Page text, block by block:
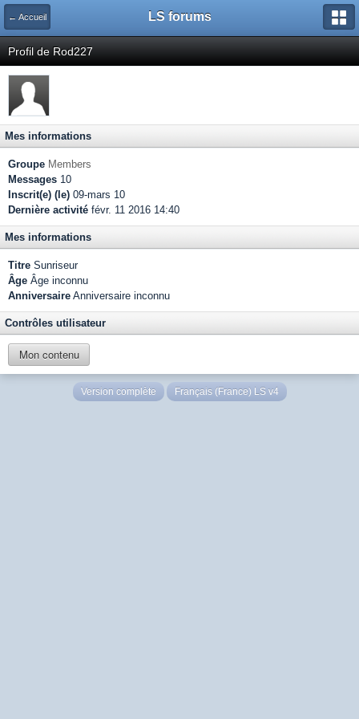
← Accueil LS forums
Profil de Rod227
Mes informations
Groupe Members
Messages 10
Inscrit(e) (le) 09-mars 10
Dernière activité févr. 11 2016 14:40
Mes informations
Titre Sunriseur
Âge Âge inconnu
Anniversaire Anniversaire inconnu
Contrôles utilisateur
Mon contenu
Version complète Français (France) LS v4